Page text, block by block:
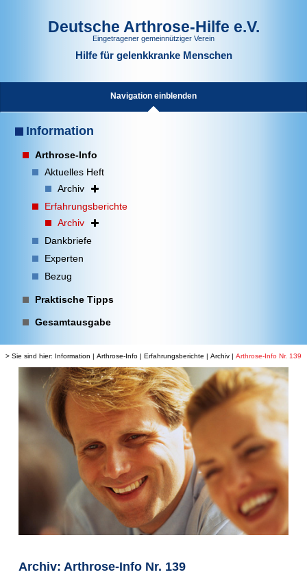
Deutsche Arthrose-Hilfe e.V.
Eingetragener gemeinnütziger Verein
Hilfe für gelenkkranke Menschen
Navigation einblenden
Information
Arthrose-Info
Aktuelles Heft
Archiv
Erfahrungsberichte
Archiv
Dankbriefe
Experten
Bezug
Praktische Tipps
Gesamtausgabe
> Sie sind hier: Information | Arthrose-Info | Erfahrungsberichte | Archiv | Arthrose-Info Nr. 139
Archiv: Arthrose-Info Nr. 139